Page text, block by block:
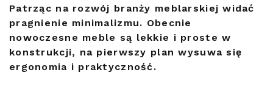
Patrząc na rozwój branży meblarskiej widać
pragnienie minimalizmu. Obecnie
nowoczesne meble są lekkie i proste w
konstrukcji, na pierwszy plan wysuwa się
ergonomia i praktyczność.